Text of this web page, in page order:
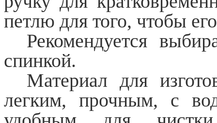
петлю для того, чтобы
Рекомендуется
спинкой.
Материал для
легким, прочным, с